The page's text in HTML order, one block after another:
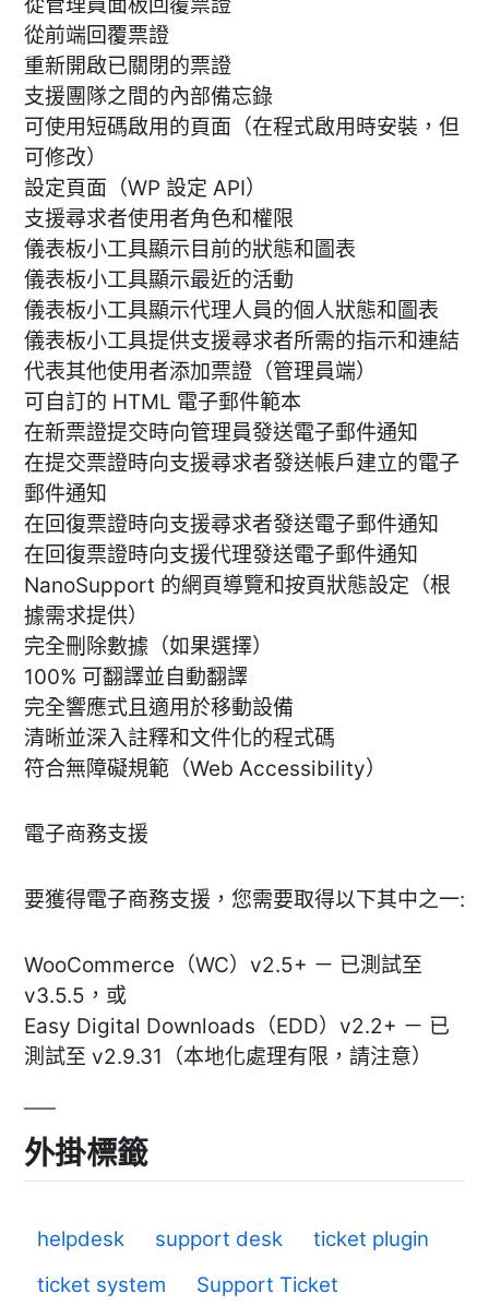
從前端回覆票證
重新開啟已關閉的票證
支援團隊之間的內部備忘錄
可使用短碼啟用的頁面（在程式啟用時安裝，但
可修改）
設定頁面（WP 設定 API）
支援尋求者使用者角色和權限
儀表板小工具顯示目前的狀態和圖表
儀表板小工具顯示最近的活動
儀表板小工具顯示代理人員的個人狀態和圖表
儀表板小工具提供支援尋求者所需的指示和連結
代表其他使用者添加票證（管理員端）
可自訂的 HTML 電子郵件範本
在新票證提交時向管理員發送電子郵件通知
在提交票證時向支援尋求者發送帳戶建立的電子
郵件通知
在回復票證時向支援尋求者發送電子郵件通知
在回復票證時向支援代理發送電子郵件通知
NanoSupport 的網頁導覽和按頁狀態設定（根
據需求提供）
完全刪除數據（如果選擇）
100% 可翻譯並自動翻譯
完全響應式且適用於移動設備
清晰並深入註釋和文件化的程式碼
符合無障礙規範（Web Accessibility）
電子商務支援
要獲得電子商務支援，您需要取得以下其中之一:
WooCommerce（WC）v2.5+ － 已測試至
v3.5.5，或
Easy Digital Downloads（EDD）v2.2+ － 已
測試至 v2.9.31（本地化處理有限，請注意）
外掛標籤
helpdesk support desk
ticket plugin
ticket system
Support Ticket